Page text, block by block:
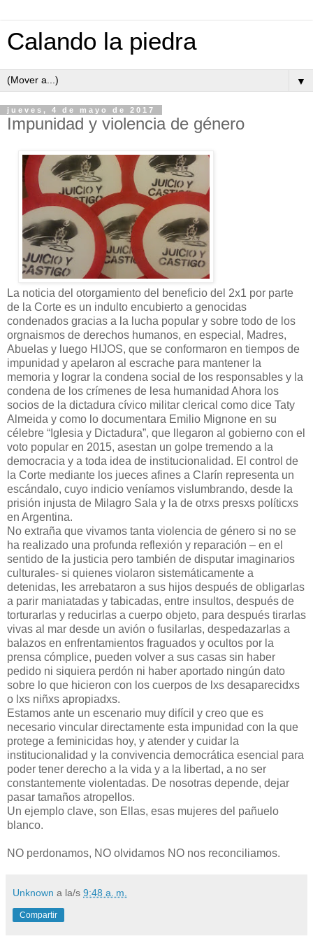
Calando la piedra
▼
jueves, 4 de mayo de 2017
Impunidad y violencia de género
La noticia del otorgamiento del beneficio del 2x1 por parte
de la Corte es un indulto encubierto a genocidas
condenados gracias a la lucha popular y sobre todo de los
orgnaismos de derechos humanos, en especial, Madres,
Abuelas y luego HIJOS, que se conformaron en tiempos de
impunidad y apelaron al escrache para mantener la
memoria y lograr la condena social de los responsables y la
condena de los crímenes de lesa humanidad Ahora los
socios de la dictadura cívico militar clerical como dice Taty
Almeida y como lo documentara Emilio Mignone en su
célebre “Iglesia y Dictadura”, que llegaron al gobierno con el
voto popular en 2015, asestan un golpe tremendo a la
democracia y a toda idea de institucionalidad. El control de
la Corte mediante los jueces afines a Clarín representa un
escándalo, cuyo indicio veníamos vislumbrando, desde la
prisión injusta de Milagro Sala y la de otrxs presxs políticxs
en Argentina.
No extraña que vivamos tanta violencia de género si no se
ha realizado una profunda reflexión y reparación – en el
sentido de la justicia pero también de disputar imaginarios
culturales- si quienes violaron sistemáticamente a
detenidas, les arrebataron a sus hijos después de obligarlas
a parir maniatadas y tabicadas, entre insultos, después de
torturarlas y reducirlas a cuerpo objeto, para después tirarlas
vivas al mar desde un avión o fusilarlas, despedazarlas a
balazos en enfrentamientos fraguados y ocultos por la
prensa cómplice, pueden volver a sus casas sin haber
pedido ni siquiera perdón ni haber aportado ningún dato
sobre lo que hicieron con los cuerpos de lxs desaparecidxs
o lxs niñxs apropiadxs.
Estamos ante un escenario muy difícil y creo que es
necesario vincular directamente esta impunidad con la que
protege a feminicidas hoy, y atender y cuidar la
institucionalidad y la convivencia democrática esencial para
poder tener derecho a la vida y a la libertad, a no ser
constantemente violentadas. De nosotras depende, dejar
pasar tamaños atropellos.
Un ejemplo clave, son Ellas, esas mujeres del pañuelo
blanco.
NO perdonamos, NO olvidamos NO nos reconciliamos.
Unknown a la/s 9:48 a. m.
Compartir